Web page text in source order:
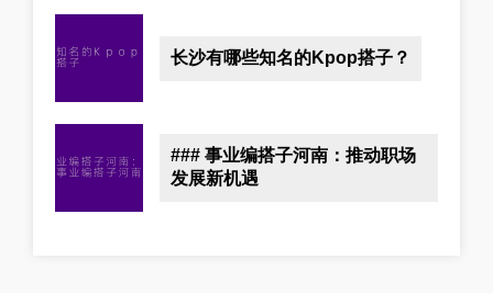
长沙有哪些知名的Kpop搭子？
### 事业编搭子河南：推动职场
发展新机遇